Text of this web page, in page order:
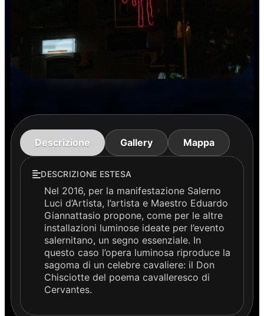
Descrizione Gallery Mappa
DESCRIZIONE ESTESA
Nel 2016, per la manifestazione Salerno
Luci d’Artista, l’artista e Maestro Eduardo
Giannattasio propone, come per le altre
installazioni luminose ideate per l’evento
salernitano, un segno essenziale. In
questo caso l’opera luminosa riproduce la
sagoma di un celebre cavaliere: il Don
Chisciotte del poema cavalleresco di
Cervantes.